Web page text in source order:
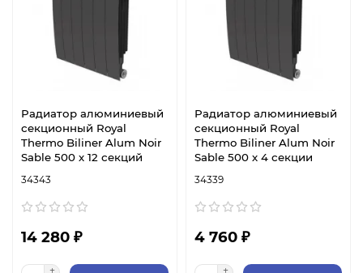
Радиатор алюминиевый
секционный Royal
Thermo Biliner Alum Noir
Sable 500 х 12 секций
34343
14 280 ₽
Радиатор алюминиевый
секционный Royal
Thermo Biliner Alum Noir
Sable 500 х 4 секции
34339
4 760 ₽